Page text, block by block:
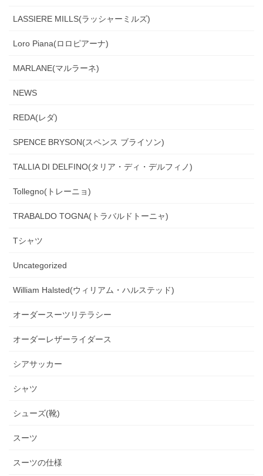
LASSIERE MILLS(ラッシャーミルズ)
Loro Piana(ロロピアーナ)
MARLANE(マルラーネ)
NEWS
REDA(レダ)
SPENCE BRYSON(スペンス ブライソン)
TALLIA DI DELFINO(タリア・ディ・デルフィノ)
Tollegno(トレーニョ)
TRABALDO TOGNA(トラバルドトーニャ)
Tシャツ
Uncategorized
William Halsted(ウィリアム・ハルステッド)
オーダースーツリテラシー
オーダーレザーライダース
シアサッカー
シャツ
シューズ(靴)
スーツ
スーツの仕様